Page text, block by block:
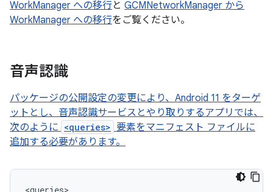
WorkManager への移行と GCMNetworkManager から
WorkManager への移行をご覧ください。
音声認識
パッケージの公開設定の変更により、Android 11 をターゲ
ットとし、音声認識サービスとやり取りするアプリでは、
次のように <queries> 要素をマニフェスト ファイルに
追加する必要があります。